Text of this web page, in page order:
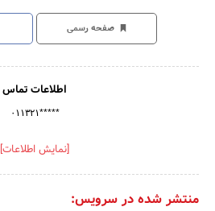
صفحه رسمی
اطلاعات تماس
۰۱۱۳۲۱*****
[نمایش اطلاعات]
منتشر شده در سرویس: